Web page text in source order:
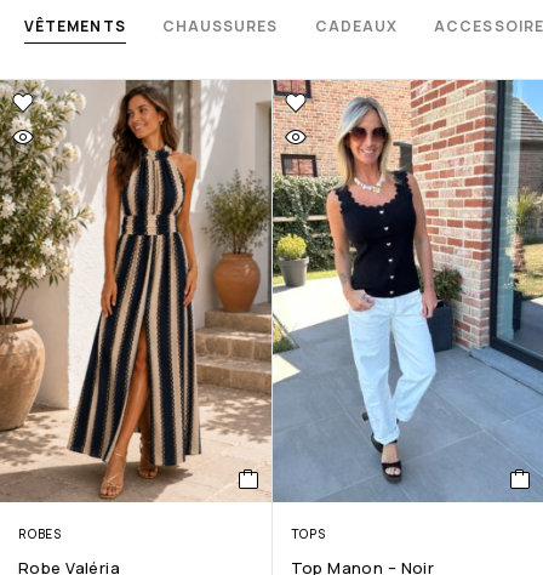
VÊTEMENTS CHAUSSURES CADEAUX
ROBES
Robe Valéria
TOPS
Top Manon – Noir